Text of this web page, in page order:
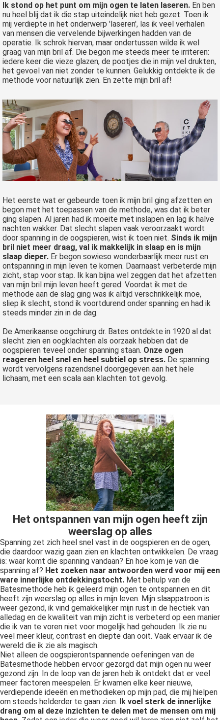
Ik stond op het punt om mijn ogen te laten laseren. En ben
nu heel blij dat ik die stap uiteindelijk niet heb gezet. Toen ik
mij verdiepte in het onderwerp 'laseren', las ik veel verhalen
van mensen die vervelende bijwerkingen hadden van de
operatie. Ik schrok hiervan, maar ondertussen wilde ik wel
graag van mijn bril af. Die begon me steeds meer te irriteren:
iedere keer die vieze glazen, de pootjes die in mijn vel drukten,
het gevoel van niet zonder te kunnen. Gelukkig ontdekte ik de
methode voor natuurlijk zien. En zette mijn bril af!
Het eerste wat er gebeurde toen ik mijn bril ging afzetten en
begon met het toepassen van de methode, was dat ik beter
ging slapen. Al jaren had ik moeite met inslapen en lag ik halve
nachten wakker. Dat slecht slapen vaak veroorzaakt wordt
door spanning in de oogspieren, wist ik toen niet. Sinds ik mijn
bril niet meer draag, val ik makkelijk in slaap en is mijn
slaap dieper. Er begon sowieso wonderbaarlijk meer rust en
ontspanning in mijn leven te komen. Daarnaast verbeterde mijn
zicht, stap voor stap. Ik kan bijna wel zeggen dat het afzetten
van mijn bril mijn leven heeft gered. Voordat ik met de
methode aan de slag ging was ik altijd verschrikkelijk moe,
sliep ik slecht, stond ik voortdurend onder spanning en had ik
steeds minder zin in de dag.
De Amerikaanse oogchirurg dr. Bates ontdekte in 1920 al dat
slecht zien en oogklachten als oorzaak hebben dat de
oogspieren teveel onder spanning staan. Onze ogen
reageren heel snel en heel subtiel op stress. De spanning
wordt vervolgens razendsnel doorgegeven aan het hele
lichaam, met een scala aan klachten tot gevolg.
Het ontspannen van mijn ogen heeft zijn
weerslag op alles
Spanning zet zich heel snel vast in de oogspieren en de ogen,
die daardoor wazig gaan zien en klachten ontwikkelen. De vraag
is: waar komt die spanning vandaan? En hoe kom je van die
spanning af? Het zoeken naar antwoorden werd voor mij een
ware innerlijke ontdekkingstocht. Met behulp van de
Batesmethode heb ik geleerd mijn ogen te ontspannen en dit
heeft zijn weerslag op alles in mijn leven. Mijn slaappatroon is
weer gezond, ik vind gemakkelijker mijn rust in de hectiek van
alledag en de kwaliteit van mijn zicht is verbeterd op een manier
die ik van te voren niet voor mogelijk had gehouden. Ik zie nu
veel meer kleur, contrast en diepte dan ooit. Vaak ervaar ik de
wereld die ik zie als magisch.
Niet alleen de oogspierontspannende oefeningen van de
Batesmethode hebben ervoor gezorgd dat mijn ogen nu weer
gezond zijn. In de loop van de jaren heb ik ontdekt dat er veel
meer factoren meespelen. Er kwamen elke keer nieuwe,
verdiepende ideeën en methodieken op mijn pad, die mij hielpen
om steeds helderder te gaan zien. Ik voel sterk de innerlijke
drang om al deze inzichten te delen met de mensen om mij